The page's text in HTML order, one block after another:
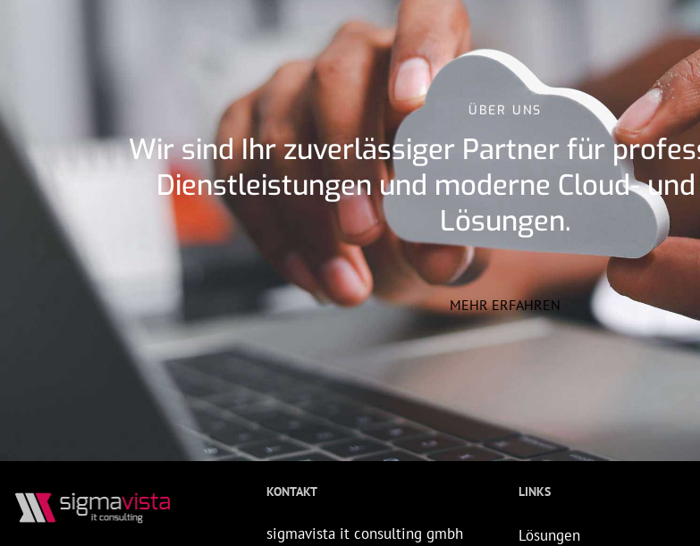
ÜBER UNS
Wir sind Ihr zuverlässiger Partner für
Dienstleistungen und moderne Cloud-
Lösungen.
MEHR ERFAHREN
KONTAKT
sigmavista it consulting gmbh
LINKS
Lösungen